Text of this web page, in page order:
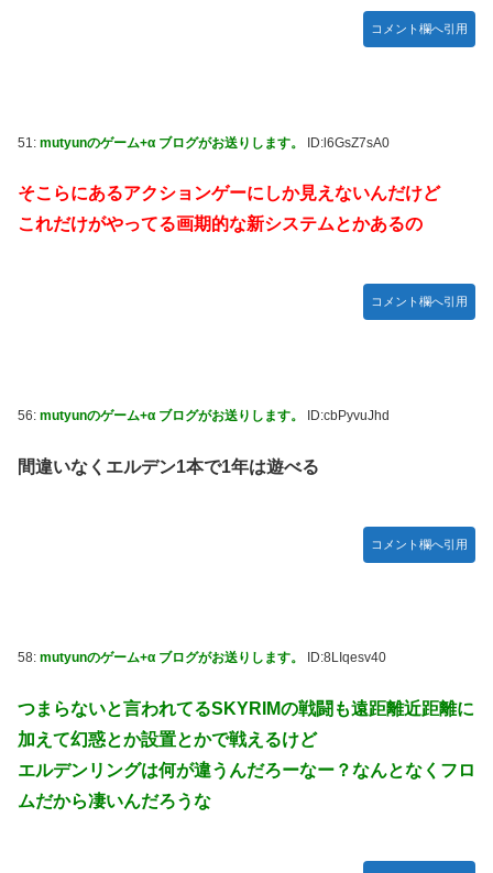
コメント欄へ引用
51: mutyunのゲーム+α ブログがお送りします。 ID:l6GsZ7sA0
そこらにあるアクションゲーにしか見えないんだけど
これだけがやってる画期的な新システムとかあるの
コメント欄へ引用
56: mutyunのゲーム+α ブログがお送りします。 ID:cbPyvuJhd
間違いなくエルデン1本で1年は遊べる
コメント欄へ引用
58: mutyunのゲーム+α ブログがお送りします。 ID:8LIqesv40
つまらないと言われてるSKYRIMの戦闘も遠距離近距離に
加えて幻惑とか設置とかで戦えるけど
エルデンリングは何が違うんだろーなー？なんとなくフロ
ムだから凄いんだろうな